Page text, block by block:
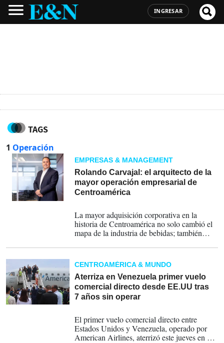
INGRESAR
TAGS
1 Operación
EMPRESAS & MANAGEMENT
Rolando Carvajal: el arquitecto de la
mayor operación empresarial de
Centroamérica
La mayor adquisición corporativa en la
historia de Centroamérica no solo cambió el
mapa de la industria de bebidas; también
de las multinacionales más importantes del
mundo.
CENTROAMÉRICA & MUNDO
Aterriza en Venezuela primer vuelo
comercial directo desde EE.UU tras
7 años sin operar
El primer vuelo comercial directo entre
Estados Unidos y Venezuela, operado por
American Airlines, aterrizó este jueves en el